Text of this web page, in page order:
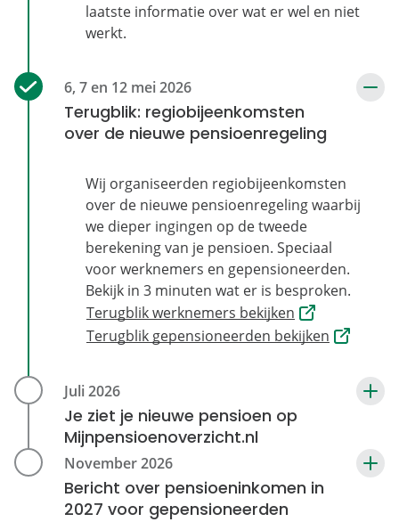
laatste informatie over wat er wel en niet
werkt.
Terugblik: regiobijeenkomsten
over de nieuwe pensioenregeling
Wij organiseerden regiobijeenkomsten
over de nieuwe pensioenregeling waarbij
we dieper ingingen op de tweede
berekening van je pensioen. Speciaal
voor werknemers en gepensioneerden.
Bekijk in 3 minuten wat er is besproken.
Terugblik werknemers bekijken
Terugblik gepensioneerden bekijken
Je ziet je nieuwe pensioen op
Mijnpensioenoverzicht.nl
Bericht over pensioeninkomen in
2027 voor gepensioneerden